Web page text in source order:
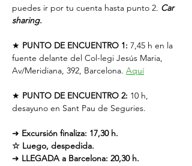
puedes ir por tu cuenta hasta punto 2. Car
sharing.
★ PUNTO DE ENCUENTRO 1: 7,45 h en la
fuente delante del Col-legi Jesús Maria,
Av/Meridiana, 392, Barcelona. Aquí
★ PUNTO DE ENCUENTRO 2: 10 h,
desayuno en Sant Pau de Seguries.
➜ Excursión finaliza: 17,30 h.
☆ Luego, despedida.
➜ LLEGADA a Barcelona: 20,30 h.